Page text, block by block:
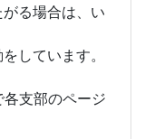
る場合は、い
しています。
支部のページ